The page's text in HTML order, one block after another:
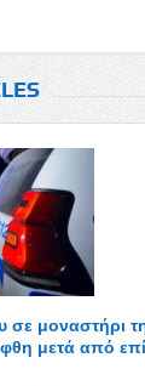
σε μοναστήρι
μετά από